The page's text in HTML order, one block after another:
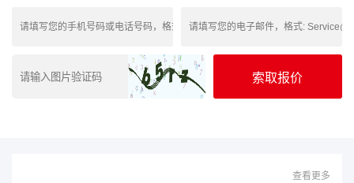
查看更多